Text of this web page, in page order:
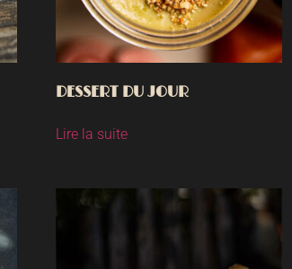
DESSERT DU JOUR
Lire la suite